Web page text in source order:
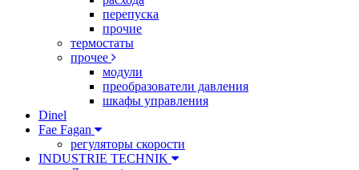
перепуска
прочие
термостаты
прочее
модули
преобразователи давления
шкафы управления
Dinel
Fae Fagan
регуляторы скорости
INDUSTRIE TECHNIK